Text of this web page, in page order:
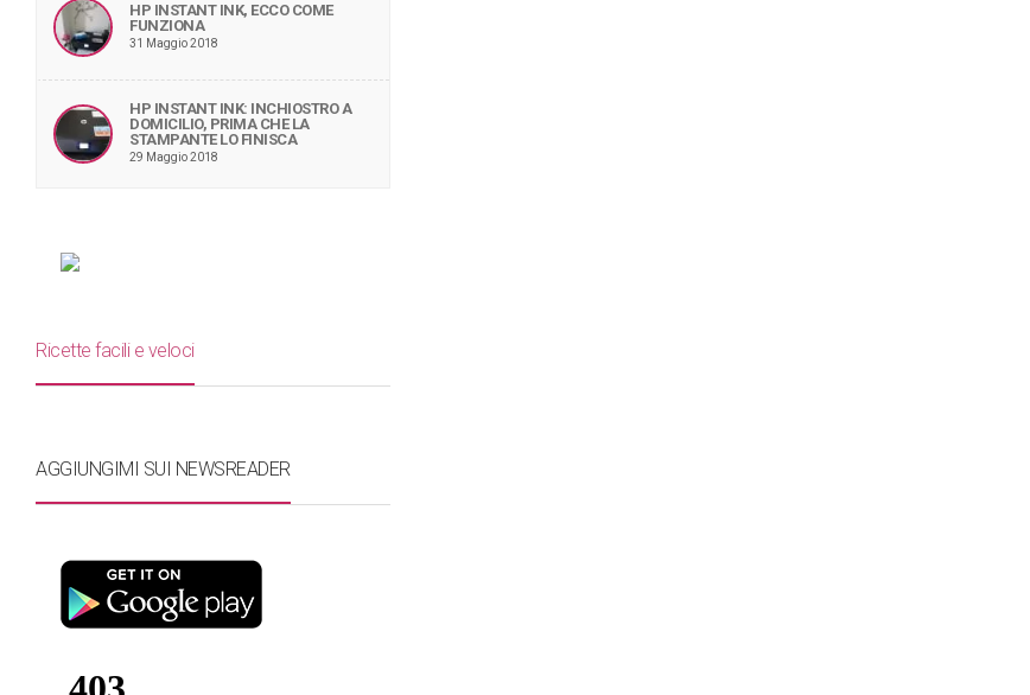
HP INSTANT INK, ECCO COME
FUNZIONA
31 Maggio 2018
HP INSTANT INK: INCHIOSTRO A
DOMICILIO, PRIMA CHE LA
STAMPANTE LO FINISCA
29 Maggio 2018
Ricette facili e veloci
AGGIUNGIMI SUI NEWSREADER